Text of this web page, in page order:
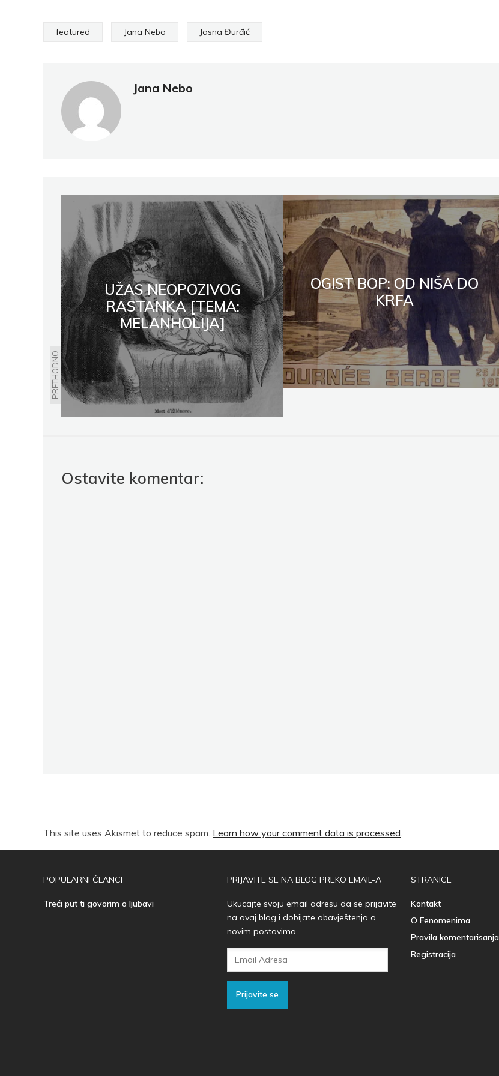
featured Jana Nebo Jasna Đurđić
Jana Nebo
PRETHODNO
UŽAS NEOPOZIVOG
RASTANKA [TEMA:
MELANHOLIJA]
OGIST BOP: OD NIŠA DO
KRFA
Ostavite komentar:
This site uses Akismet to reduce spam. Learn how your comment data is processed.
POPULARNI ČLANCI
Treći put ti govorim o ljubavi
PRIJAVITE SE NA BLOG PREKO EMAIL-A
Ukucajte svoju email adresu da se prijavite
na ovaj blog i dobijate obavještenja o
novim postovima.
Prijavite se
STRANICE
Kontakt
O Fenomenima
Pravila komentarisanja
Registracija